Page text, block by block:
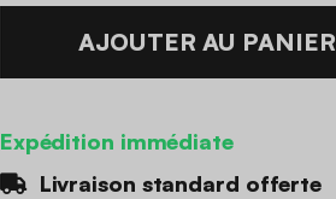
AJOUTER AU PANIER
Expédition immédiate
Livraison standard offerte